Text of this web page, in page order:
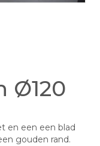
Ø120
en een een blad
gouden rand.